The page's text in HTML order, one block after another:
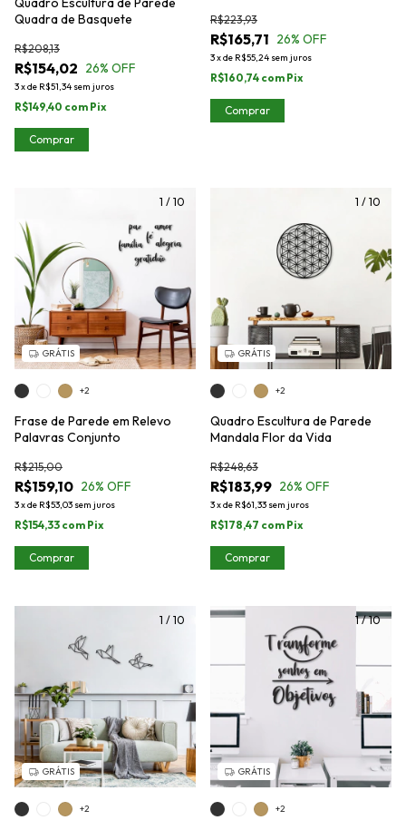
Quadra de Basquete
R$154,02
R$208,13
26% OFF
3xde R$51,34 sem juros
R$149,40 com Pix
Comprar
R$165,71
R$223,93
26% OFF
3xde R$55,24 sem juros
R$160,74 com Pix
Comprar
1 / 10
GRÁTIS
Frase de Parede em Relevo
Palavras Conjunto
R$159,10
R$215,00
26% OFF
3xde R$53,03 sem juros
R$154,33 com Pix
+2
Comprar
1 / 10
GRÁTIS
Quadro Escultura de Parede
Mandala Flor da Vida
R$183,99
R$248,63
26% OFF
3xde R$61,33 sem juros
R$178,47 com Pix
+2
Comprar
1 / 10
GRÁTIS
+2
1/10
GRÁTIS
+2